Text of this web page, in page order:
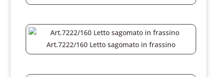
Art.7222/160 Letto sagomato in frassino